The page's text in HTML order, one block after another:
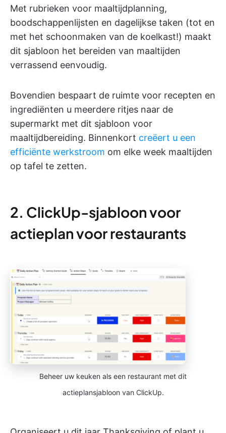
Met rubrieken voor maaltijdplanning,
boodschappenlijsten en dagelijkse taken (tot en
met het schoonmaken van de koelkast!) maakt
dit sjabloon het bereiden van maaltijden
verrassend eenvoudig.
Bovendien bespaart de ruimte voor recepten en
ingrediënten u meerdere ritjes naar de
supermarkt met dit sjabloon voor
maaltijdbereiding. Binnenkort creëert u een
efficiënte werkstroom om elke week maaltijden
op tafel te zetten.
2. ClickUp-sjabloon voor
actieplan voor restaurants
Beheer uw keuken als een restaurant met dit
actieplansjabloon van ClickUp.